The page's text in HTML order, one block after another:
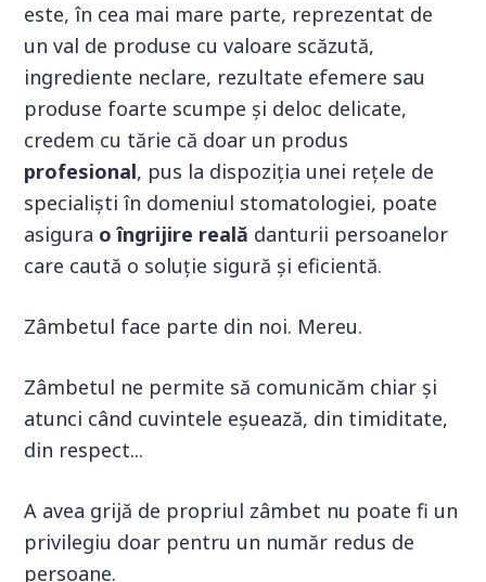
este, în cea mai mare parte, reprezentat de
un val de produse cu valoare scăzută,
ingrediente neclare, rezultate efemere sau
produse foarte scumpe și deloc delicate,
credem cu tărie că doar un produs
profesional, pus la dispoziția unei rețele de
specialiști în domeniul stomatologiei, poate
asigura o îngrijire reală danturii persoanelor
care caută o soluție sigură și eficientă.
Zâmbetul face parte din noi. Mereu.
Zâmbetul ne permite să comunicăm chiar și
atunci când cuvintele eșuează, din timiditate,
din respect...
A avea grijă de propriul zâmbet nu poate fi un
privilegiu doar pentru un număr redus de
persoane.